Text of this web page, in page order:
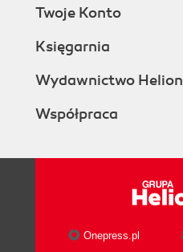
Twoje Konto
Księgarnia
Wydawnictwo Helion
Współpraca
Onepress.pl